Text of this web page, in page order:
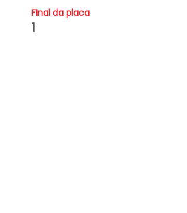
FInal da placa
1